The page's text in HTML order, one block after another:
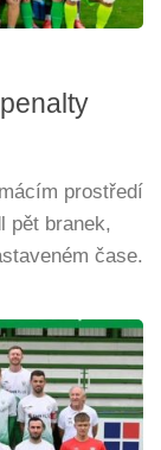
prostředí
pět branek,
čase.